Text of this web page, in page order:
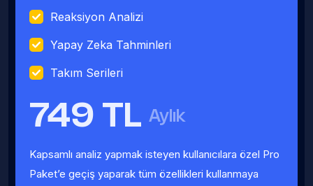
Reaksiyon Analizi
Yapay Zeka Tahminleri
Takım Serileri
749 TL Aylık
Kapsamlı analiz yapmak isteyen kullanıcılara özel Pro
Paket’e geçiş yaparak tüm özellikleri kullanmaya